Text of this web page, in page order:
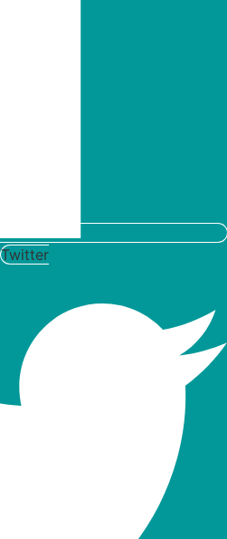
Twitter